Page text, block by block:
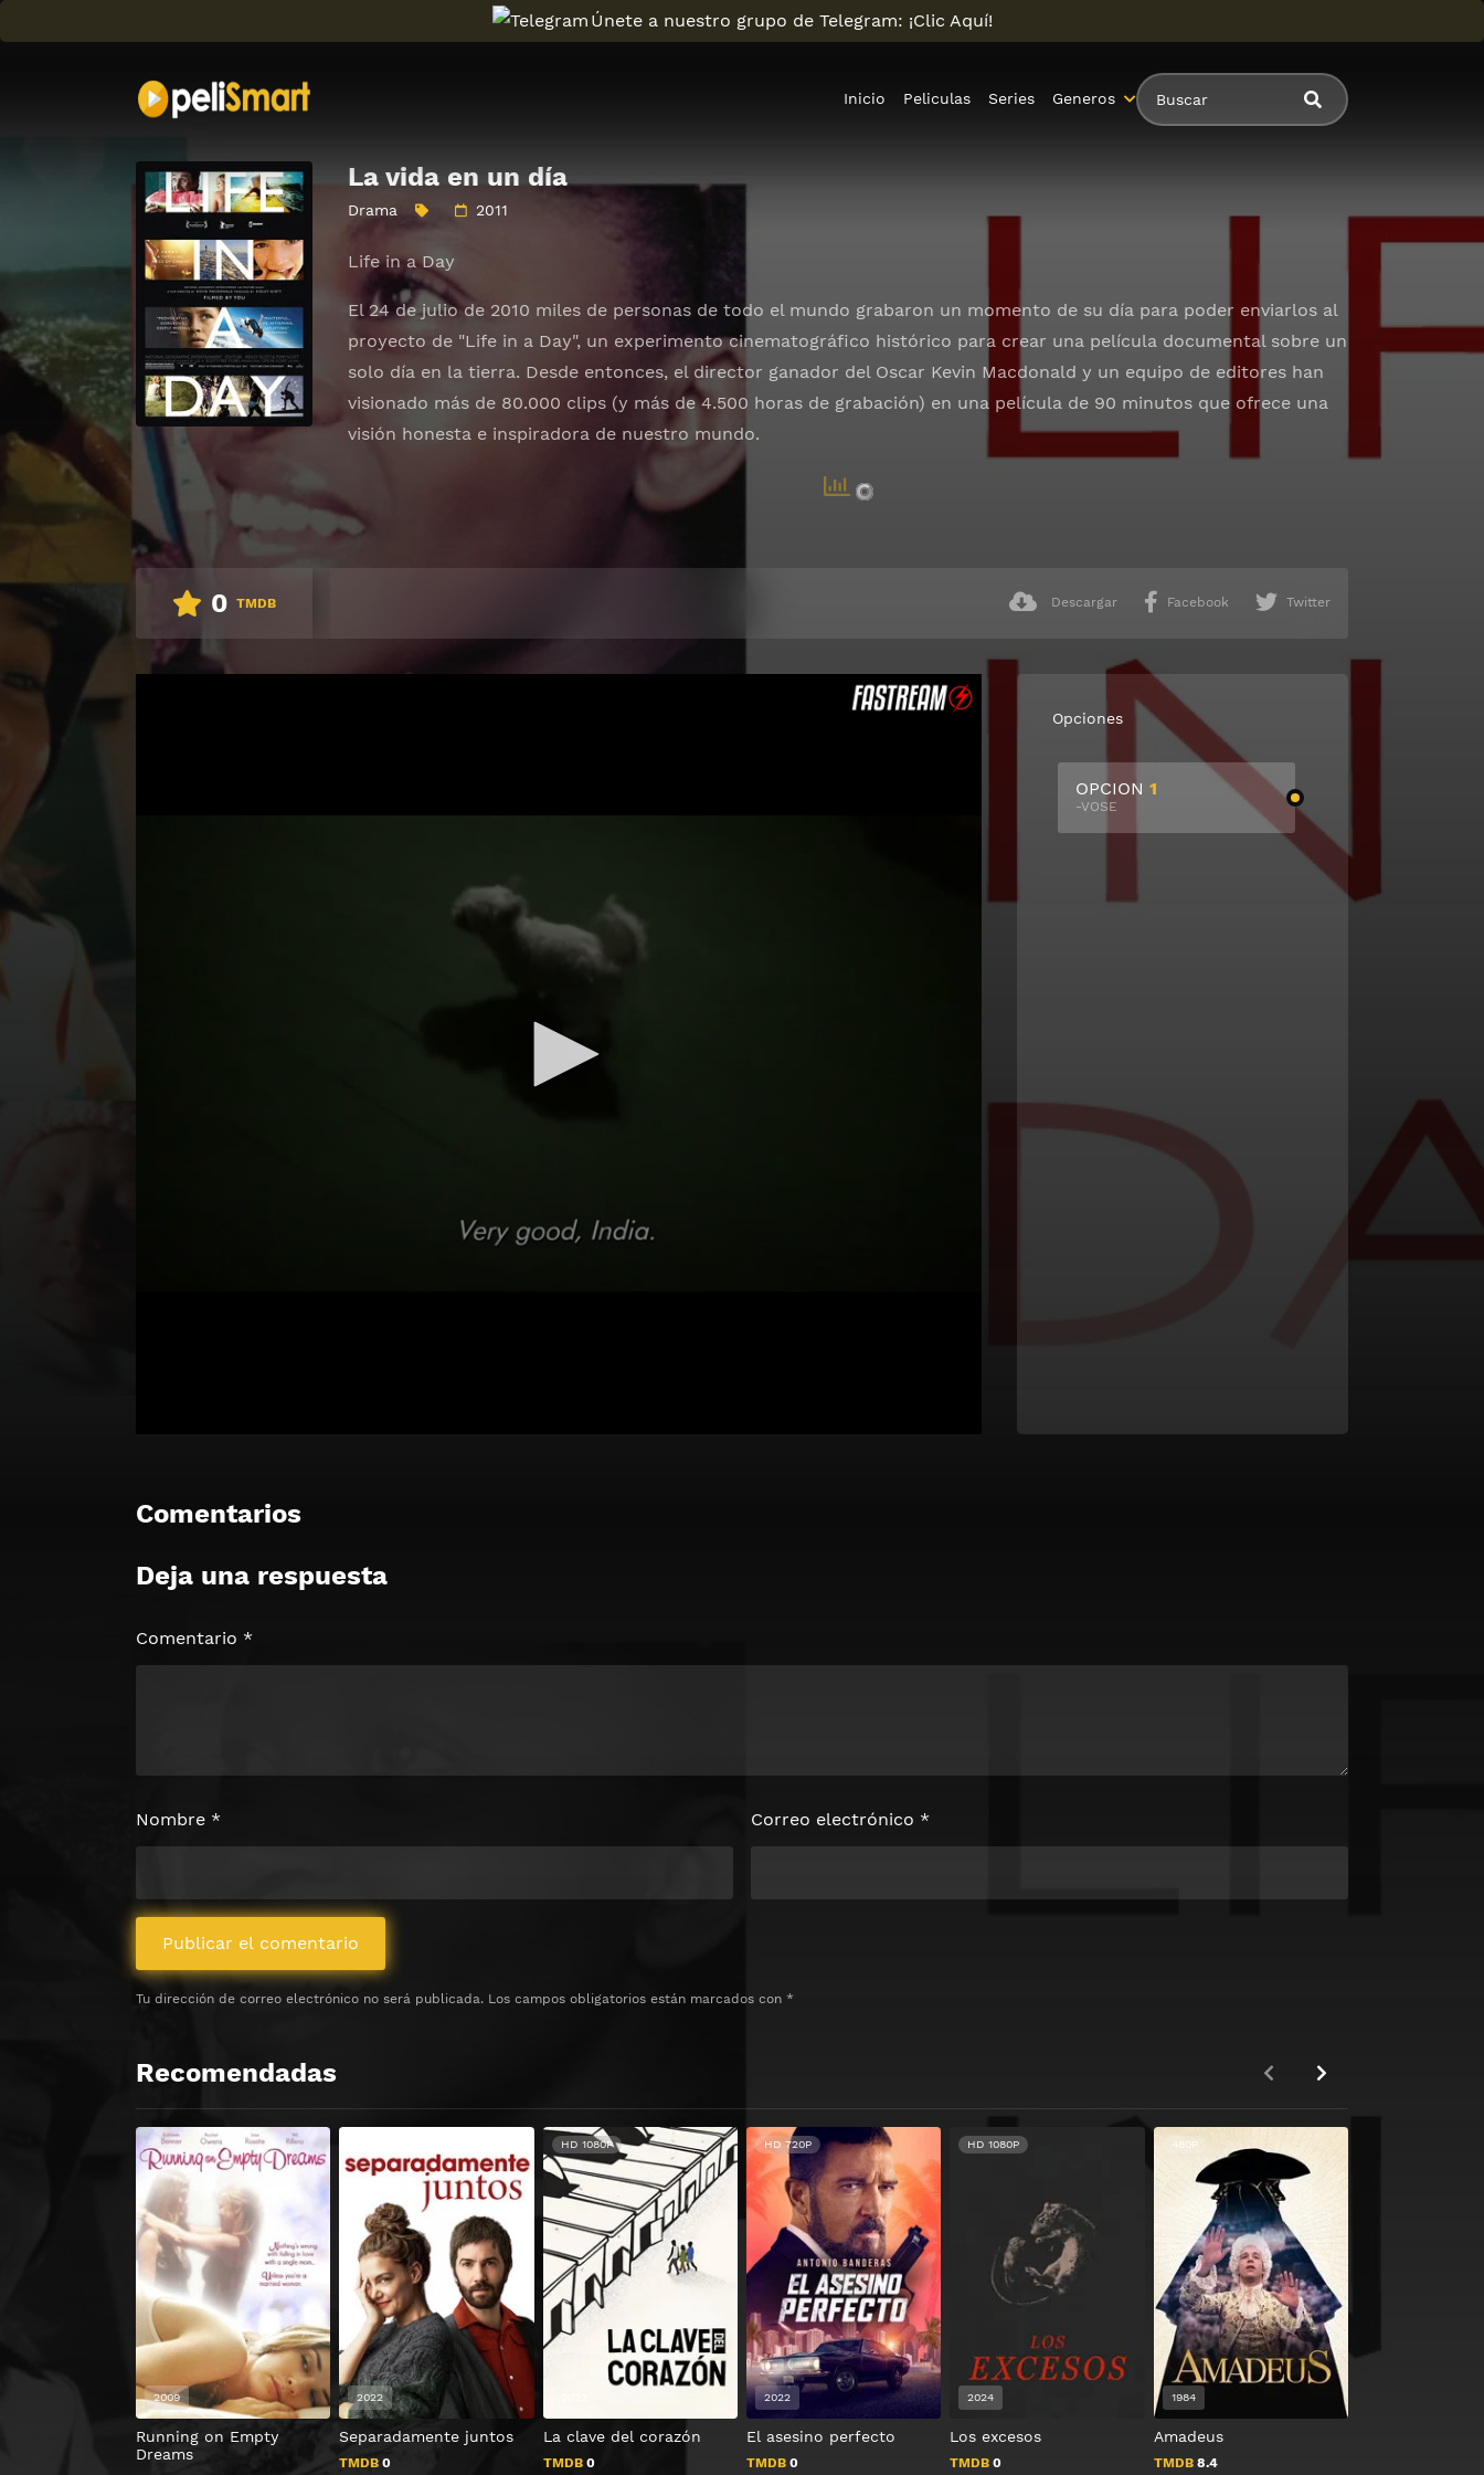
Únete a nuestro grupo de Telegram: ¡Clic Aquí!
Inicio Peliculas Series Generos
La vida en un día
Drama 2011
Life in a Day
El 24 de julio de 2010 miles de personas de todo el mundo grabaron un momento de su día para poder enviarlos al
proyecto de "Life in a Day", un experimento cinematográfico histórico para crear una película documental sobre un
solo día en la tierra. Desde entonces, el director ganador del Oscar Kevin Macdonald y un equipo de editores han
visionado más de 80.000 clips (y más de 4.500 horas de grabación) en una película de 90 minutos que ofrece una
visión honesta e inspiradora de nuestro mundo.
0 TMDB Descargar Facebook Twitter
🔒 Acceso Requerido
Opciones
OPCION 1
-VOSE
Comentarios
Deja una respuesta
Tu dirección de correo electrónico no será publicada. Los campos obligatorios están marcados con *
Comentario *
Nombre * Correo electrónico *
Recomendadas
Running on Empty
Dreams
2009
Separadamente juntos
TMDB 0
2022
La clave del corazón
TMDB0
HD 1080P
El asesino perfecto
TMDB0
HD 720P
2022
Los excesos
TMDB 0
HD 1080P
2024
Amadeus
TMDB8.4
480P
1984